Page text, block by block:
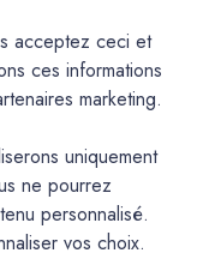
lavable mate en
et salle de
Convient
acceptez ceci et
ces informations
marketing.
uniquement
ne pourrez
personnalisé.
vos choix.